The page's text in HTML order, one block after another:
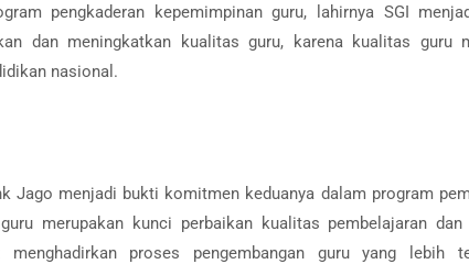
pengkaderan kepemimpinan guru, lahirnya SGI
dan meningkatkan kualitas guru, karena kualitas guru
nasional.
Jago menjadi bukti komitmen keduanya dalam program
merupakan kunci perbaikan kualitas pembelajaran
menghadirkan proses pengembangan guru yang lebih